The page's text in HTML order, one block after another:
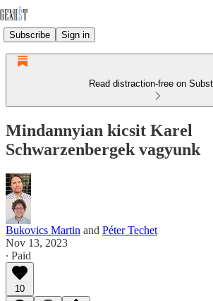
Subscribe Sign in
Read distraction-free on
Mindannyian kicsit Karel
Schwarzenbergek vagyunk
Bukovics Martin and Péter Techet
Nov 13, 2023
∙ Paid
10